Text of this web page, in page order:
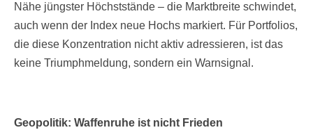
Nähe jüngster Höchststände – die Marktbreite schwindet,
auch wenn der Index neue Hochs markiert. Für Portfolios,
die diese Konzentration nicht aktiv adressieren, ist das
keine Triumphmeldung, sondern ein Warnsignal.
Geopolitik: Waffenruhe ist nicht Frieden